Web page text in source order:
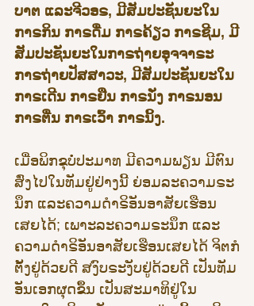
ບາຕ ແລະຈີວອຣ, ມີສັມປະຊັນຍະໃນ
ກາຣກິນ ກາຣດື່ມ ກາຣຄ້ຽວ ກາຣຊີມ, ມີ
ສັມປະຊັນຍະໃນກາຣຖ່າຍອຸຈຈາຣະ
ກາຣຖ່າຍປັສສາວະ, ມີສັມປະຊັນຍະໃນ
ກາຣເດີນ ກາຣຢືນ ກາຣນັ່ງ ກາຣນອນ
ກາຣຕື່ນ ກາຣເວົ້າ ກາຣນິ້ງ.
ເມື່ອພິກຂຸບໍ່ປະມາທ ມີຄວາມພຽນ ມີຕົນ
ສົ່ງໄປໃນທັມຢູ່ຢ່າງນີ້ ຍ່ອມລະຄວາມຣະ
ນຶກ ແລະຄວາມດຳຣິອັນອາສັຍເຮືອນ
ເສຍໄດ້; ເພາະລະຄວາມຣະນຶກ ແລະ
ຄວາມດຳຣິອັນອາສັຍເຮືອນເສຍໄດ້ ຈິຕກໍ
ຕັ້ງຢູ່ດ້ວຍດີ ສງົບຣະງັບຢູ່ດ້ວຍດີ ເປັນທັມ
ອັນເອກຜຸດຂຶ້ນ ເປັນສະມາທິຢູ່ໃນ